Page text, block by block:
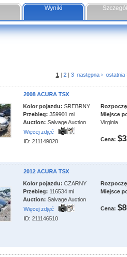
Wyniki
1 | 2| 3 następna › ostatnia
2008 ACURA TSX
Kolor pojazdu: SREBRNY
Przebieg: 359901 mi
Auction: Salvage Auction
Więcej zdjęć
ID: 211149828
Miejsce
Virginia
Cena:
2012 ACURA TSX
Kolor pojazdu: CZARNY
Przebieg: 116534 mi
Auction: Salvage Auction
Więcej zdjęć
ID: 211146510
Miejsce
Cena: